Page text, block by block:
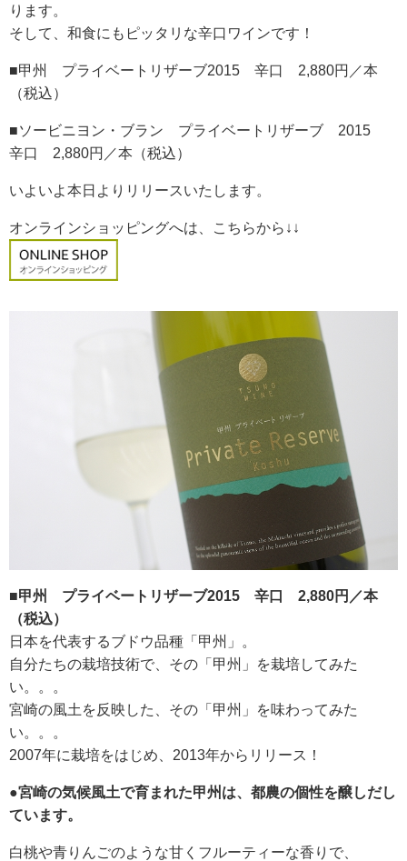
ります。
そして、和食にもピッタリな辛口ワインです！
■甲州 プライベートリザーブ2015 辛口 2,880円／本
（税込）
■ソービニヨン・ブラン プライベートリザーブ 2015
辛口 2,880円／本（税込）
いよいよ本日よりリリースいたします。
オンラインショッピングへは、こちらから↓↓
■甲州 プライベートリザーブ2015 辛口 2,880円／本
（税込）
日本を代表するブドウ品種「甲州」。
自分たちの栽培技術で、その「甲州」を栽培してみた
い。。。
宮崎の風土を反映した、その「甲州」を味わってみた
い。。。
2007年に栽培をはじめ、2013年からリリース！
●宮崎の気候風土で育まれた甲州は、都農の個性を醸しだし
ています。
白桃や青りんごのような甘くフルーティーな香りで、